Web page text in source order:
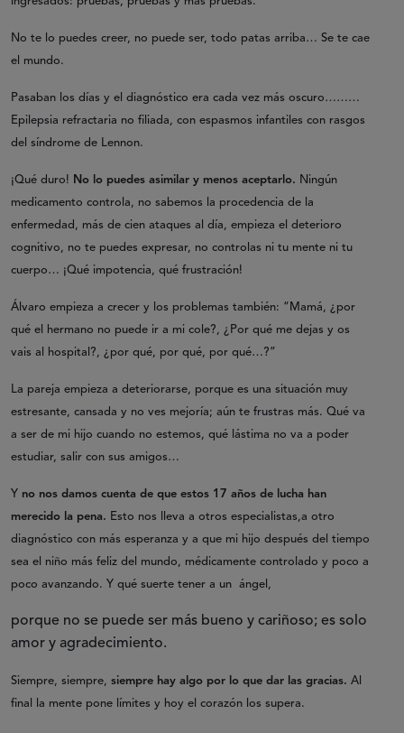
No te lo puedes creer, no puede ser, todo patas arriba… Se te cae
el mundo.
Pasaban los días y el diagnóstico era cada vez más oscuro………
Epilepsia refractaria no filiada, con espasmos infantiles con rasgos
del síndrome de Lennon.
¡Qué duro! No lo puedes asimilar y menos aceptarlo. Ningún
medicamento controla, no sabemos la procedencia de la
enfermedad, más de cien ataques al día, empieza el deterioro
cognitivo, no te puedes expresar, no controlas ni tu mente ni tu
cuerpo… ¡Qué impotencia, qué frustración!
Álvaro empieza a crecer y los problemas también: “Mamá, ¿por
qué el hermano no puede ir a mi cole?, ¿Por qué me dejas y os
vais al hospital?, ¿por qué, por qué, por qué…?”
La pareja empieza a deteriorarse, porque es una situación muy
estresante, cansada y no ves mejoría; aún te frustras más. Qué va
a ser de mi hijo cuando no estemos, qué lástima no va a poder
estudiar, salir con sus amigos…
Y no nos damos cuenta de que estos 17 años de lucha han
merecido la pena. Esto nos lleva a otros especialistas,a otro
diagnóstico con más esperanza y a que mi hijo después del tiempo
sea el niño más feliz del mundo, médicamente controlado y poco a
poco avanzando. Y qué suerte tener a un ángel,
porque no se puede ser más bueno y cariñoso; es solo
amor y agradecimiento.
Siempre, siempre, siempre hay algo por lo que dar las gracias. Al
final la mente pone límites y hoy el corazón los supera.